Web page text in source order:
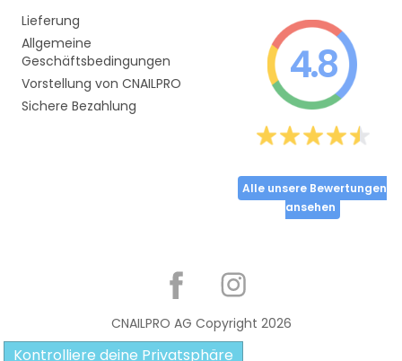
Lieferung
Allgemeine
Geschäftsbedingungen
Vorstellung von CNAILPRO
Sichere Bezahlung
4.8
Alle unsere Bewertungen
ansehen
CNAILPRO AG Copyright 2026
Kontrolliere deine Privatsphäre